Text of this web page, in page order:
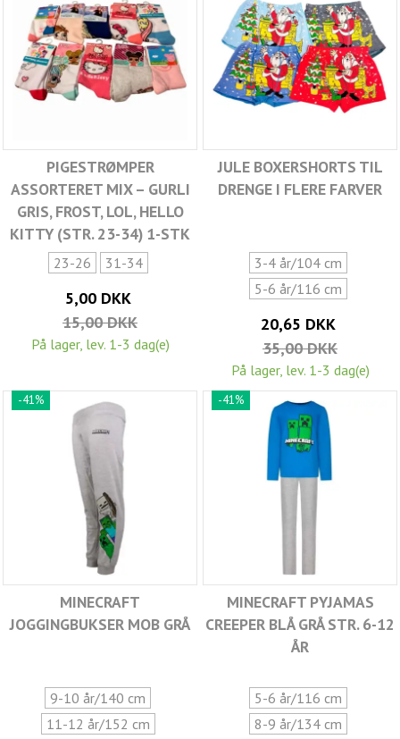
PIGESTRØMPER
ASSORTERET MIX – GURLI
GRIS, FROST, LOL, HELLO
KITTY (STR. 23-34) 1-STK
23-26 31-34
5,00 DKK
15,00 DKK
På lager, lev. 1-3 dag(e)
JULE BOXERSHORTS TIL
DRENGE I FLERE FARVER
3-4 år/104 cm
5-6 år/116 cm
20,65 DKK
35,00 DKK
På lager, lev. 1-3 dag(e)
-41%
MINECRAFT
JOGGINGBUKSER MOB GRÅ
9-10 år/140 cm
11-12 år/152 cm
-41%
MINECRAFT PYJAMAS
CREEPER BLÅ GRÅ STR. 6-12
ÅR
5-6 år/116 cm
8-9 år/134 cm